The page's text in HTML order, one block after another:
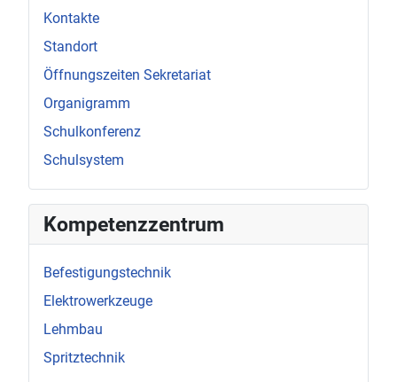
Kontakte
Standort
Öffnungszeiten Sekretariat
Organigramm
Schulkonferenz
Schulsystem
Kompetenzzentrum
Befestigungstechnik
Elektrowerkzeuge
Lehmbau
Spritztechnik